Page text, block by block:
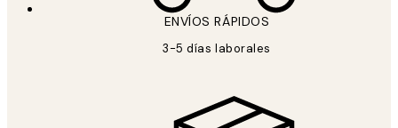
ENVÍOS RÁPIDOS
3-5 días laborales